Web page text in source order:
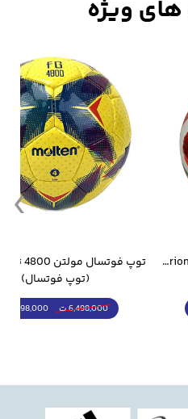
توپ فوتبال جام جهانی 2026 Trionda مشابه اورجینال
(توپ فوتسال)
6,498,000 ت 5,298,000 ت